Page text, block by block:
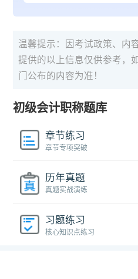
温馨提示：因考试政策、内
提供的以上信息仅供参考，
门公布的内容为准！
初级会计职称题库
章节练习
章节专项突破
历年真题
真题实战演练
习题练习
核心知识点练习